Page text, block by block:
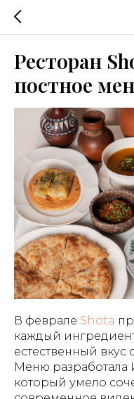
Ресторан
постное
В феврале Shota
каждый
естественный
Меню
который умело